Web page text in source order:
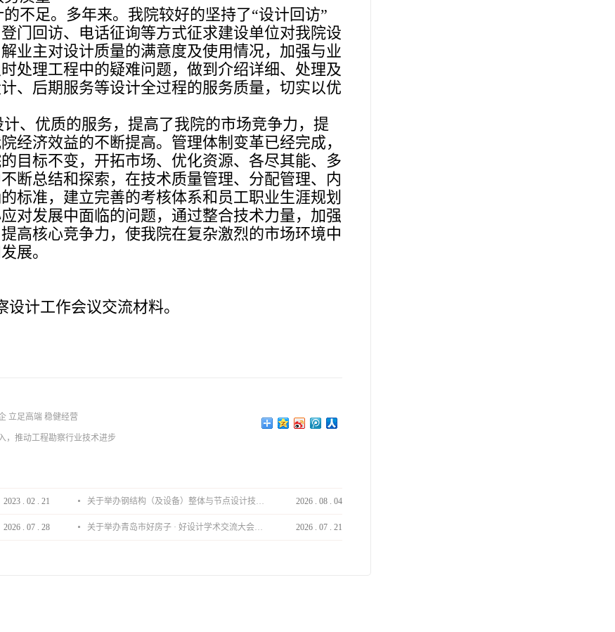
不足。多年来。我院较好的坚持了“设计回访”
门回访、电话征询等方式征求建设单位对我院设
业主对设计质量的满意度及使用情况，加强与业
处理工程中的疑难问题，做到介绍详细、处理及
、后期服务等设计全过程的服务质量，切实以优
、优质的服务，提高了我院的市场竞争力，提
经济效益的不断提高。管理体制变革已经完成，
目标不变，开拓市场、优化资源、各尽其能、多
断总结和探索，在技术质量管理、分配管理、内
标准，建立完善的考核体系和员工职业生涯规划
对发展中面临的问题，通过整合技术力量，加强
高核心竞争力，使我院在复杂激烈的市场环境中
展。
设计工作会议交流材料。
立足高端 稳健经营
，推动工程勘察行业技术进步
2023 . 02 . 21 关于举办钢结构（及设备）整体与节点设计技术分享会的通知 2026 . 08 . 04
2026 . 07 . 28 关于举办青岛市好房子 · 好设计学术交流大会的通知 2026 . 07 . 21